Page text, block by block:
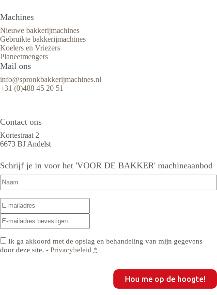
Machines
Nieuwe bakkerijmachines
Gebruikte bakkerijmachines
Koelers en Vriezers
Planeetmengers
Mail ons
info@spronkbakkerijmachines.nl
+31 (0)488 45 20 51
Contact ons
Kortestraat 2
6673 BJ Andelst
Schrijf je in voor het 'VOOR DE BAKKER' machineaanbod
Naam
E-
mailadres(Vereist)
Privacy(Vereist)
Ik ga akkoord met de opslag en behandeling van mijn gegevens
door deze site. - Privacybeleid *